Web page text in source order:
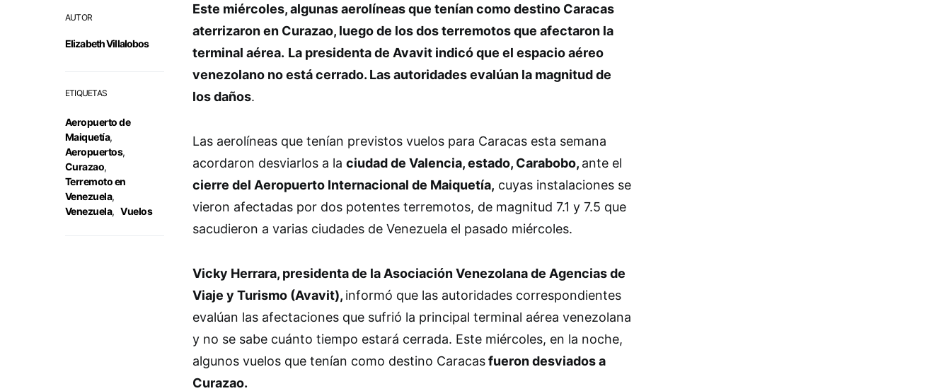
AUTOR
Elizabeth Villalobos
ETIQUETAS
Aeropuerto de
Maiquetía,
Aeropuertos,
Curazao,
Terremoto en
Venezuela,
Venezuela, Vuelos
Este miércoles, algunas aerolíneas que tenían como destino Caracas
aterrizaron en Curazao, luego de los dos terremotos que afectaron la
terminal aérea. La presidenta de Avavit indicó que el espacio aéreo
venezolano no está cerrado. Las autoridades evalúan la magnitud de
los daños.
Las aerolíneas que tenían previstos vuelos para Caracas esta semana
acordaron desviarlos a la ciudad de Valencia, estado, Carabobo, ante el
cierre del Aeropuerto Internacional de Maiquetía, cuyas instalaciones se
vieron afectadas por dos potentes terremotos, de magnitud 7.1 y 7.5 que
sacudieron a varias ciudades de Venezuela el pasado miércoles.
Vicky Herrara, presidenta de la Asociación Venezolana de Agencias de
Viaje y Turismo (Avavit), informó que las autoridades correspondientes
evalúan las afectaciones que sufrió la principal terminal aérea venezolana
y no se sabe cuánto tiempo estará cerrada. Este miércoles, en la noche,
algunos vuelos que tenían como destino Caracasfueron desviados a
Curazao.